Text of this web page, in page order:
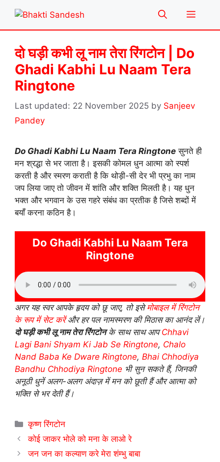
content
Menu
दो घड़ी कभी लू नाम तेरा रिंगटोन | Do
Ghadi Kabhi Lu Naam Tera
Ringtone
22 November 2025 by Sanjeev
Pandey
Do Ghadi Kabhi Lu Naam Tera Ringtone सुनते ही
मन श्रद्धा से भर जाता है। इसकी कोमल धुन आत्मा को स्पर्श
करती है और स्मरण कराती है कि थोड़ी-सी देर भी प्रभु का नाम
जप लिया जाए तो जीवन में शांति और शक्ति मिलती है। यह धुन
भक्त और भगवान के उस गहरे संबंध का प्रतीक है जिसे शब्दों में
बयाँ करना कठिन है।
Do Ghadi Kabhi Lu Naam Tera
Ringtone
अगर यह स्वर आपके हृदय को छू जाए, तो इसेमोबाइल में रिंगटोन
के रूप में सेट करेंऔर हर पल नामस्मरण की मिठास का आनंद लें।
दो घड़ी कभी लू नाम तेरा रिंगटोनके साथ साथ आपChhavi
Lagi Bani Shyam Ki Jab Se Ringtone, Chalo
Nand Baba Ke Dware Ringtone, Bhai Chhodiya
Bandhu Chhodiya Ringtone भी सुन सकते हैं, जिनकी
अनूठी धुनें अलग-अलग अंदाज़ में मन को छूती हैं और आत्मा को
भक्ति से भर देती हैं।
Categories
कृष्ण रिंगटोन
कोई जाकर भोले को मना के लाओ रे
जन जन का कल्याण करे मेरा शंम्भु बाबा